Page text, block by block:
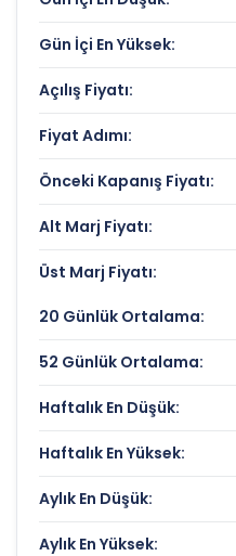
BERA HOLDING
Seviyeler
Bugün Gördüğü En
Son 1 Yılın Zirvesi:
Son 1 Yılın Dibi:
Gün İçi En Yüksek:
Açılış Fiyatı:
Fiyat Adımı:
Önceki Kapanış Fiyatı:
Alt Marj Fiyatı:
Üst Marj Fiyatı:
20 Günlük Ortalama:
52 Günlük Ortalama:
Haftalık En Düşük:
Haftalık En Yüksek:
Aylık En Düşük:
Aylık En Yüksek: